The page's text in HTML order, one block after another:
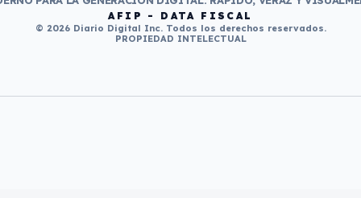
AFIP - DATA FISCAL
© 2026 Diario Digital Inc. Todos los derechos reservados.
PROPIEDAD INTELECTUAL